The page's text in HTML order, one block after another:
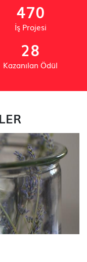
470
İş Projesi
28
Kazanılan Ödül